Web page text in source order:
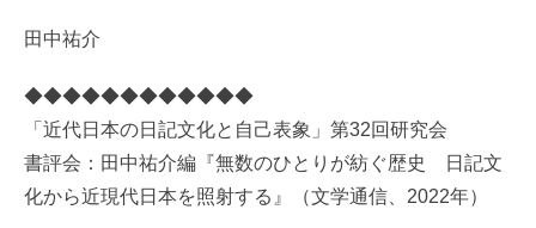
田中祐介
◆◆◆◆◆◆◆◆◆◆◆◆
「近代日本の日記文化と自己表象」第32回研究会
書評会：田中祐介編『無数のひとりが紡ぐ歴史 日記文
化から近現代日本を照射する』（文学通信、2022年）